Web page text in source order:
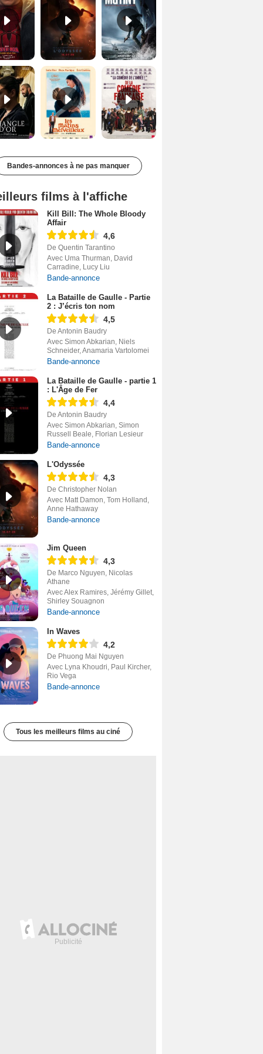
Les Matins merveilleux Bande-annonce VF De la Comédie-Française Teaser VF
Bandes-annonces à ne pas manquer
films à l'affiche
Kill Bill: The Whole Bloody
Affair
4,6
De Quentin Tarantino
Avec Uma Thurman, David
Carradine, Lucy Liu
Bande-annonce
La Bataille de Gaulle - Partie
2 : J’écris ton nom
4,5
De Antonin Baudry
Avec Simon Abkarian, Niels
Schneider, Anamaria Vartolomei
Bande-annonce
La Bataille de Gaulle - partie 1
: L'Âge de Fer
4,4
De Antonin Baudry
Avec Simon Abkarian, Simon
Russell Beale, Florian Lesieur
Bande-annonce
L'Odyssée
4,3
De Christopher Nolan
Avec Matt Damon, Tom Holland,
Anne Hathaway
Bande-annonce
Jim Queen
4,3
De Marco Nguyen, Nicolas
Athane
Avec Alex Ramires, Jérémy Gillet,
Shirley Souagnon
Bande-annonce
In Waves
4,2
De Phuong Mai Nguyen
Avec Lyna Khoudri, Paul Kircher,
Rio Vega
Bande-annonce
Tous les meilleurs films au ciné